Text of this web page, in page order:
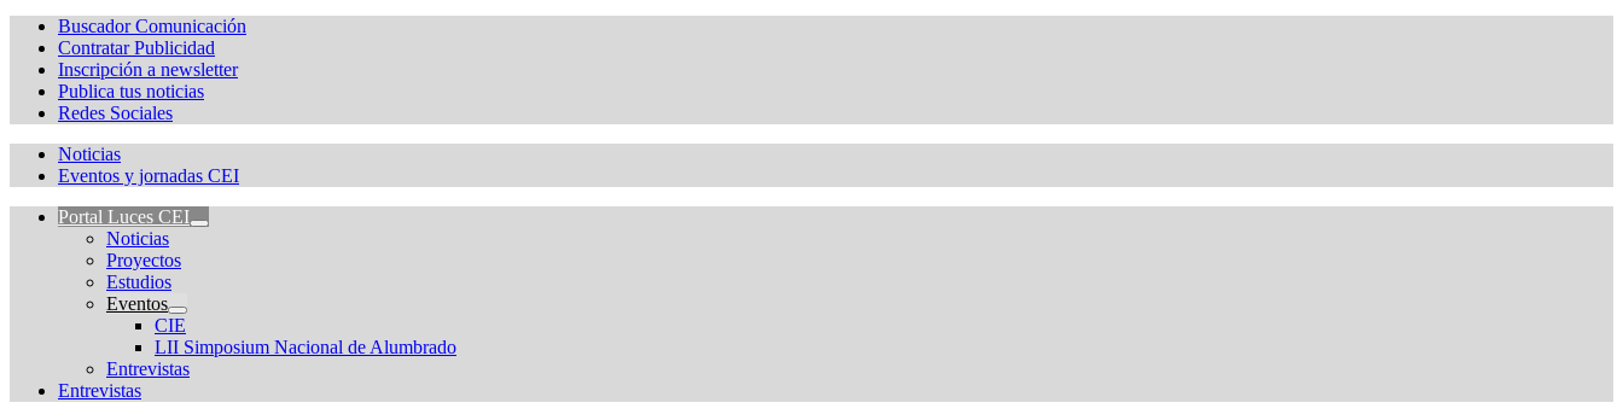
Buscador Comunicación
Contratar Publicidad
Inscripción a newsletter
Publica tus noticias
Redes Sociales
Noticias
Eventos y jornadas CEI
Portal Luces CEI
Noticias
Proyectos
Estudios
Eventos
CIE
LII Simposium Nacional de Alumbrado
Entrevistas
Entrevistas